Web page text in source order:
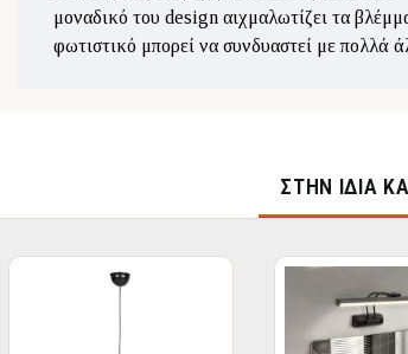
μοναδικό του design αιχμαλωτίζει τα
φωτιστικό μπορεί να συνδυαστεί με πολλά
ΣΤΉΝ ΊΔΙΑ